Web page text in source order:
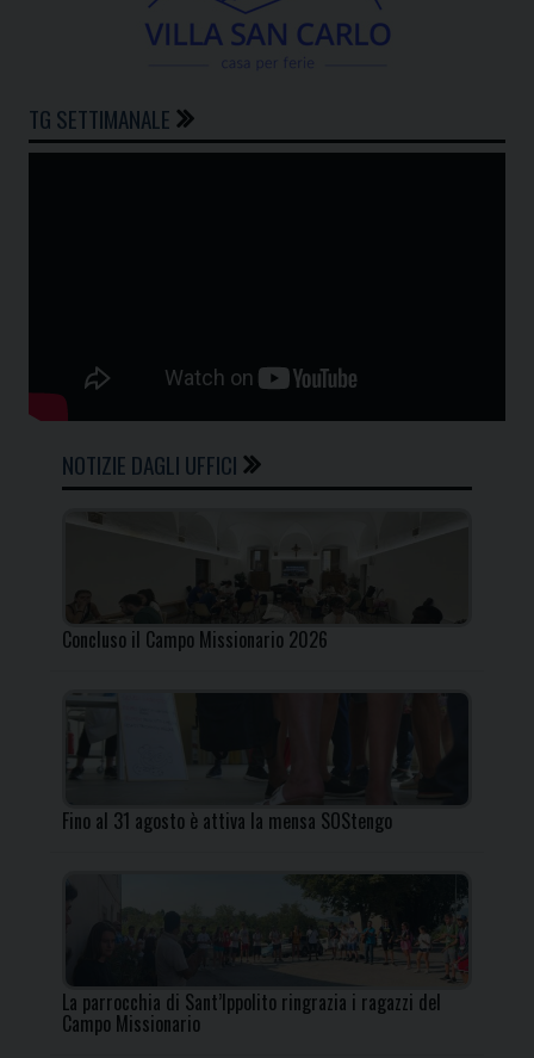
TG SETTIMANALE
NOTIZIE DAGLI UFFICI
Concluso il Campo Missionario 2026
Fino al 31 agosto è attiva la mensa SOStengo
La parrocchia di Sant’Ippolito ringrazia i ragazzi del
Campo Missionario